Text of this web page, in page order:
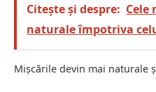
Citește și despre: Cele
naturale împotriva
Mișcările devin mai naturale